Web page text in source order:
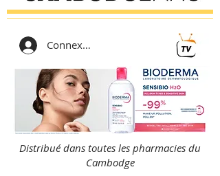
Connexion
Distribué dans toutes les pharmacies du
Cambodge